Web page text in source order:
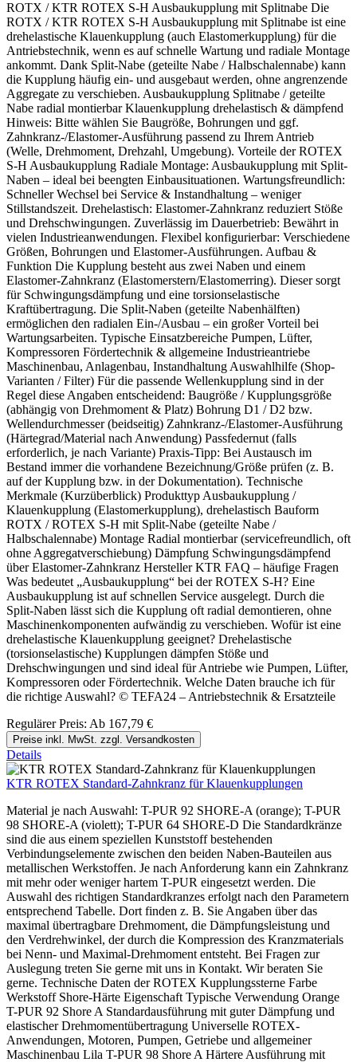
ROTX / KTR ROTEX S-H Ausbaukupplung mit Splitnabe Die
ROTX / KTR ROTEX S-H Ausbaukupplung mit Splitnabe ist eine
drehelastische Klauenkupplung (auch Elastomerkupplung) für die
Antriebstechnik, wenn es auf schnelle Wartung und radiale Montage
ankommt. Dank Split-Nabe (geteilte Nabe / Halbschalennabe) kann
die Kupplung häufig ein- und ausgebaut werden, ohne angrenzende
Aggregate zu verschieben. Ausbaukupplung Splitnabe / geteilte
Nabe radial montierbar Klauenkupplung drehelastisch & dämpfend
Hinweis: Bitte wählen Sie Baugröße, Bohrungen und ggf.
Zahnkranz-/Elastomer-Ausführung passend zu Ihrem Antrieb
(Welle, Drehmoment, Drehzahl, Umgebung). Vorteile der ROTEX
S-H Ausbaukupplung Radiale Montage: Ausbaukupplung mit Split-
Naben – ideal bei beengten Einbausituationen. Wartungsfreundlich:
Schneller Wechsel bei Service & Instandhaltung – weniger
Stillstandszeit. Drehelastisch: Elastomer-Zahnkranz reduziert Stöße
und Drehschwingungen. Zuverlässig im Dauerbetrieb: Bewährt in
vielen Industrieanwendungen. Flexibel konfigurierbar: Verschiedene
Größen, Bohrungen und Elastomer-Ausführungen. Aufbau &
Funktion Die Kupplung besteht aus zwei Naben und einem
Elastomer-Zahnkranz (Elastomerstern/Elastomerring). Dieser sorgt
für Schwingungsdämpfung und eine torsionselastische
Kraftübertragung. Die Split-Naben (geteilte Nabenhälften)
ermöglichen den radialen Ein-/Ausbau – ein großer Vorteil bei
Wartungsarbeiten. Typische Einsatzbereiche Pumpen, Lüfter,
Kompressoren Fördertechnik & allgemeine Industrieantriebe
Maschinenbau, Anlagenbau, Instandhaltung Auswahlhilfe (Shop-
Varianten / Filter) Für die passende Wellenkupplung sind in der
Regel diese Angaben entscheidend: Baugröße / Kupplungsgröße
(abhängig von Drehmoment & Platz) Bohrung D1 / D2 bzw.
Wellendurchmesser (beidseitig) Zahnkranz-/Elastomer-Ausführung
(Härtegrad/Material nach Anwendung) Passfedernut (falls
erforderlich, je nach Variante) Praxis-Tipp: Bei Austausch im
Bestand immer die vorhandene Bezeichnung/Größe prüfen (z. B.
auf der Kupplung bzw. in der Dokumentation). Technische
Merkmale (Kurzüberblick) Produkttyp Ausbaukupplung /
Klauenkupplung (Elastomerkupplung), drehelastisch Bauform
ROTX / ROTEX S-H mit Split-Nabe (geteilte Nabe /
Halbschalennabe) Montage Radial montierbar (servicefreundlich, oft
ohne Aggregatverschiebung) Dämpfung Schwingungsdämpfend
über Elastomer-Zahnkranz Hersteller KTR FAQ – häufige Fragen
Was bedeutet „Ausbaukupplung“ bei der ROTEX S-H? Eine
Ausbaukupplung ist auf schnellen Service ausgelegt. Durch die
Split-Naben lässt sich die Kupplung oft radial demontieren, ohne
Maschinenkomponenten aufwändig zu verschieben. Wofür ist eine
drehelastische Klauenkupplung geeignet? Drehelastische
(torsionselastische) Kupplungen dämpfen Stöße und
Drehschwingungen und sind ideal für Antriebe wie Pumpen, Lüfter,
Kompressoren oder Fördertechnik. Welche Daten brauche ich für
die richtige Auswahl? © TEFA24 – Antriebstechnik & Ersatzteile
Regulärer Preis: Ab 167,79 €
Preise inkl. MwSt. zzgl. Versandkosten
Details
KTR ROTEX Standard-Zahnkranz für Klauenkupplungen
Material je nach Auswahl: T-PUR 92 SHORE-A (orange); T-PUR
98 SHORE-A (violett); T-PUR 64 SHORE-D Die Standardkränze
sind die aus einem speziellen Kunststoff bestehenden
Verbindungselemente zwischen den beiden Naben-Bauteilen aus
metallischen Werkstoffen. Je nach Anforderung kann ein Zahnkranz
mit mehr oder weniger hartem T-PUR eingesetzt werden. Die
Auswahl des richtigen Standardkranzes erfolgt nach den Parametern
entsprechend Tabelle. Dort finden z. B. Sie Angaben über das
maximal übertragbare Drehmoment, die Dämpfungsleistung und
den Verdrehwinkel, der durch die Kompression des Kranzmaterials
bei Nenn- und Maximal-Drehmoment entsteht. Bei Fragen zur
Auslegung treten Sie gerne mit uns in Kontakt. Wir beraten Sie
gerne. Technische Daten der ROTEX Kupplungssterne Farbe
Werkstoff Shore-Härte Eigenschaft Typische Verwendung Orange
T-PUR 92 Shore A Standardausführung mit guter Dämpfung und
elastischer Drehmomentübertragung Universelle ROTEX-
Anwendungen, Motoren, Pumpen, Getriebe und allgemeiner
Maschinenbau Lila T-PUR 98 Shore A Härtere Ausführung mit